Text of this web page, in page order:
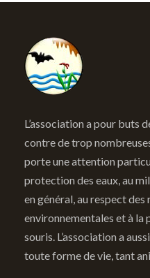
L’association a pour buts
contre de trop
porte une attention
protection des eaux, au
en général, au respect
environnementales et à la
souris. L’association a
toute forme de vie, tant